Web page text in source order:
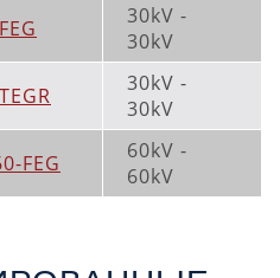
30kV -
30kV
30kV -
30kV
FEG
60kV -
60kV